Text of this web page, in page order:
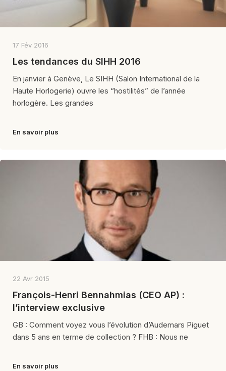
17 Fév 2016
Les tendances du SIHH 2016
En janvier à Genève, Le SIHH (Salon International de la
Haute Horlogerie) ouvre les “hostilités” de l’année
horlogère. Les grandes
En savoir plus
22 Avr 2015
François-Henri Bennahmias (CEO AP) :
l’interview exclusive
GB : Comment voyez vous l’évolution d’Audemars Piguet
dans 5 ans en terme de collection ? FHB : Nous ne
En savoir plus